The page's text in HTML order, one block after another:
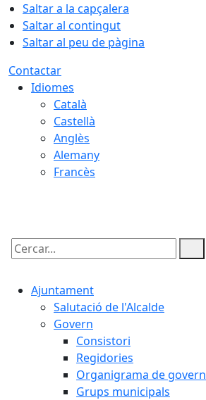
Saltar a la capçalera
Saltar al contingut
Saltar al peu de pàgina
Contactar
Idiomes
Català
Castellà
Anglès
Alemany
Francès
Cercar:
Ajuntament
Salutació de l'Alcalde
Govern
Consistori
Regidories
Organigrama de govern
Grups municipals